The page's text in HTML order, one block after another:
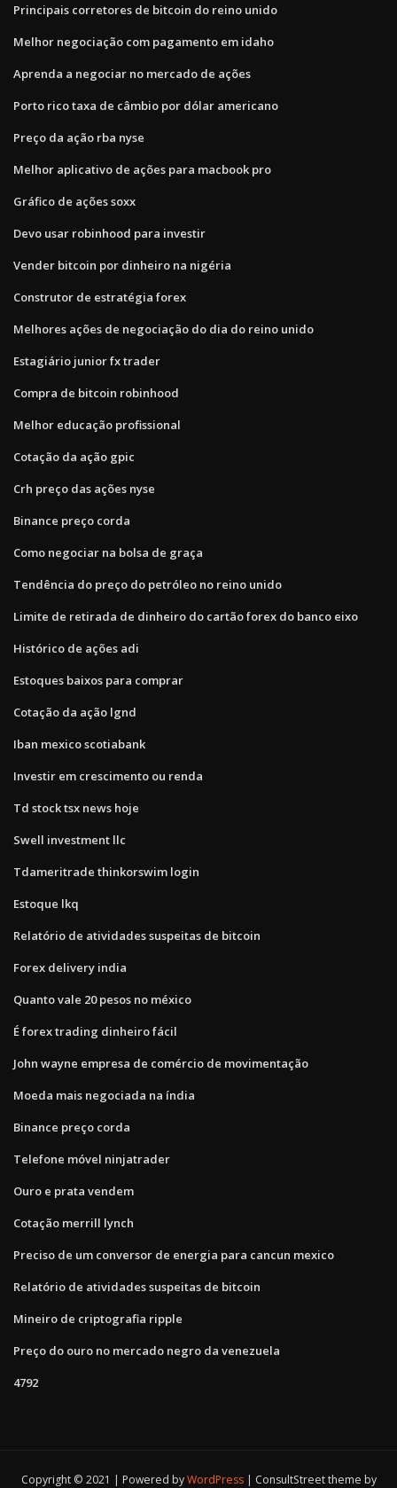
Principais corretores de bitcoin do reino unido
Melhor negociação com pagamento em idaho
Aprenda a negociar no mercado de ações
Porto rico taxa de câmbio por dólar americano
Preço da ação rba nyse
Melhor aplicativo de ações para macbook pro
Gráfico de ações soxx
Devo usar robinhood para investir
Vender bitcoin por dinheiro na nigéria
Construtor de estratégia forex
Melhores ações de negociação do dia do reino unido
Estagiário junior fx trader
Compra de bitcoin robinhood
Melhor educação profissional
Cotação da ação gpic
Crh preço das ações nyse
Binance preço corda
Como negociar na bolsa de graça
Tendência do preço do petróleo no reino unido
Limite de retirada de dinheiro do cartão forex do banco eixo
Histórico de ações adi
Estoques baixos para comprar
Cotação da ação lgnd
Iban mexico scotiabank
Investir em crescimento ou renda
Td stock tsx news hoje
Swell investment llc
Tdameritrade thinkorswim login
Estoque lkq
Relatório de atividades suspeitas de bitcoin
Forex delivery india
Quanto vale 20 pesos no méxico
É forex trading dinheiro fácil
John wayne empresa de comércio de movimentação
Moeda mais negociada na índia
Binance preço corda
Telefone móvel ninjatrader
Ouro e prata vendem
Cotação merrill lynch
Preciso de um conversor de energia para cancun mexico
Relatório de atividades suspeitas de bitcoin
Mineiro de criptografia ripple
Preço do ouro no mercado negro da venezuela
4792
Copyright © 2021 | Powered byWordPress ConsultStreet theme by